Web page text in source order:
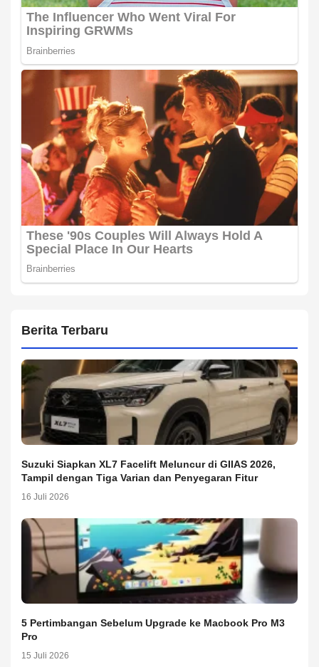
Berita Terbaru
Suzuki Siapkan XL7 Facelift Meluncur di GIIAS 2026,
Tampil dengan Tiga Varian dan Penyegaran Fitur
16 Juli 2026
5 Pertimbangan Sebelum Upgrade ke Macbook Pro M3
Pro
15 Juli 2026